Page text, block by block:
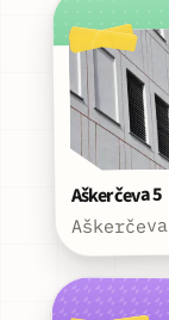
Aškerčeva 5